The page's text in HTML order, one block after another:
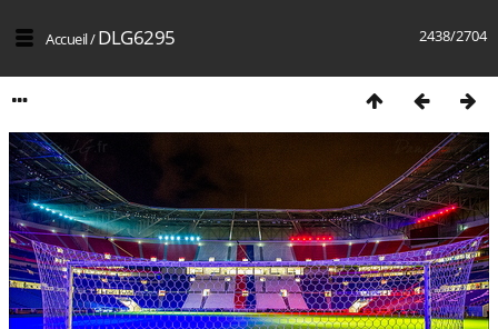
2438/2704
Accueil/DLG6295